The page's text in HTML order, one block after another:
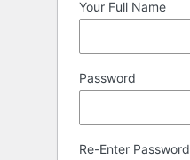
Your Full Name
Password
Re-Enter Password